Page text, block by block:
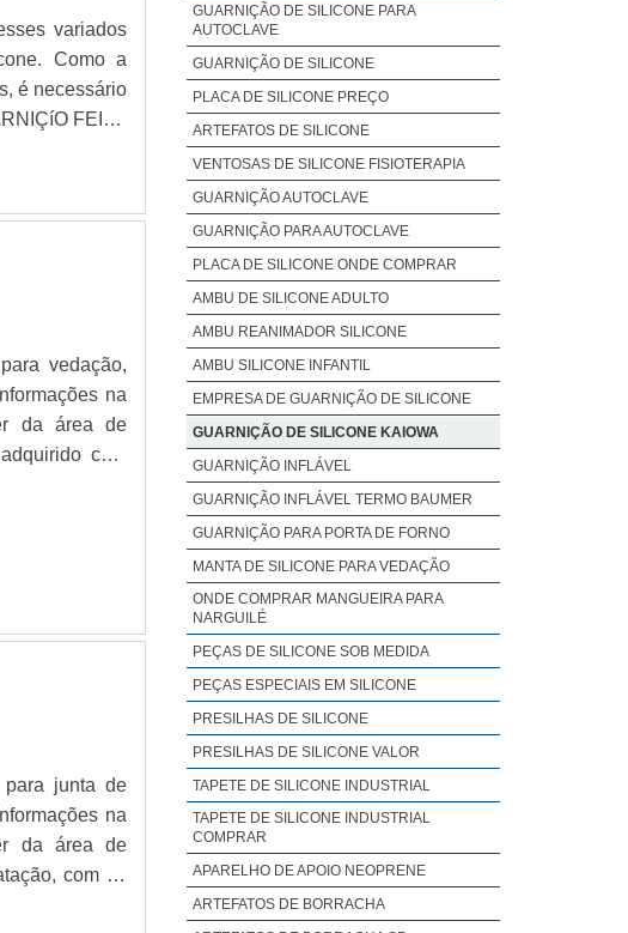
variados
Como a
é necessário
FEITA
diversos
vedação,
na
da área de
com
a garantir a
s...
junta de
na
da área de
com os
padrão e
GUARNIÇÃO DE SILICONE PARA
AUTOCLAVE
GUARNIÇÃO DE SILICONE
PLACA DE SILICONE PREÇO
ARTEFATOS DE SILICONE
VENTOSAS DE SILICONE FISIOTERAPIA
GUARNIÇÃO AUTOCLAVE
GUARNIÇÃO PARA AUTOCLAVE
PLACA DE SILICONE ONDE COMPRAR
AMBU DE SILICONE ADULTO
AMBU REANIMADOR SILICONE
AMBU SILICONE INFANTIL
EMPRESA DE GUARNIÇÃO DE SILICONE
GUARNIÇÃO DE SILICONE KAIOWA
GUARNIÇÃO INFLÁVEL
GUARNIÇÃO INFLÁVEL TERMO BAUMER
GUARNIÇÃO PARA PORTA DE FORNO
MANTA DE SILICONE PARA VEDAÇÃO
ONDE COMPRAR MANGUEIRA PARA
NARGUILÉ
PEÇAS DE SILICONE SOB MEDIDA
PEÇAS ESPECIAIS EM SILICONE
PRESILHAS DE SILICONE
PRESILHAS DE SILICONE VALOR
TAPETE DE SILICONE INDUSTRIAL
TAPETE DE SILICONE INDUSTRIAL
COMPRAR
APARELHO DE APOIO NEOPRENE
ARTEFATOS DE BORRACHA